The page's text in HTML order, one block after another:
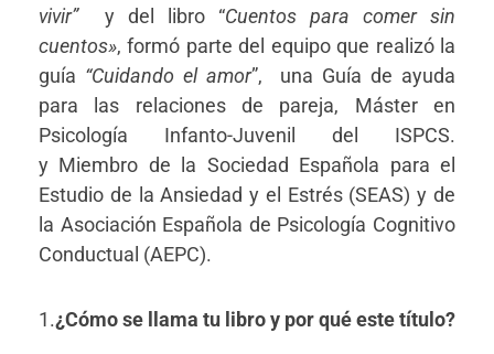
vivir”y del libro “Cuentos para comer sin
cuentos», formó parte del equipo que realizó la
guía “Cuidando el amor”, una Guía de ayuda
para las relaciones de pareja, Máster en
Psicología Infanto-Juvenil del ISPCS.
y Miembro de la Sociedad Española para el
Estudio de la Ansiedad y el Estrés (SEAS) y de
la Asociación Española de Psicología Cognitivo
Conductual (AEPC).
1.¿Cómo se llama tu libro y por qué este título?